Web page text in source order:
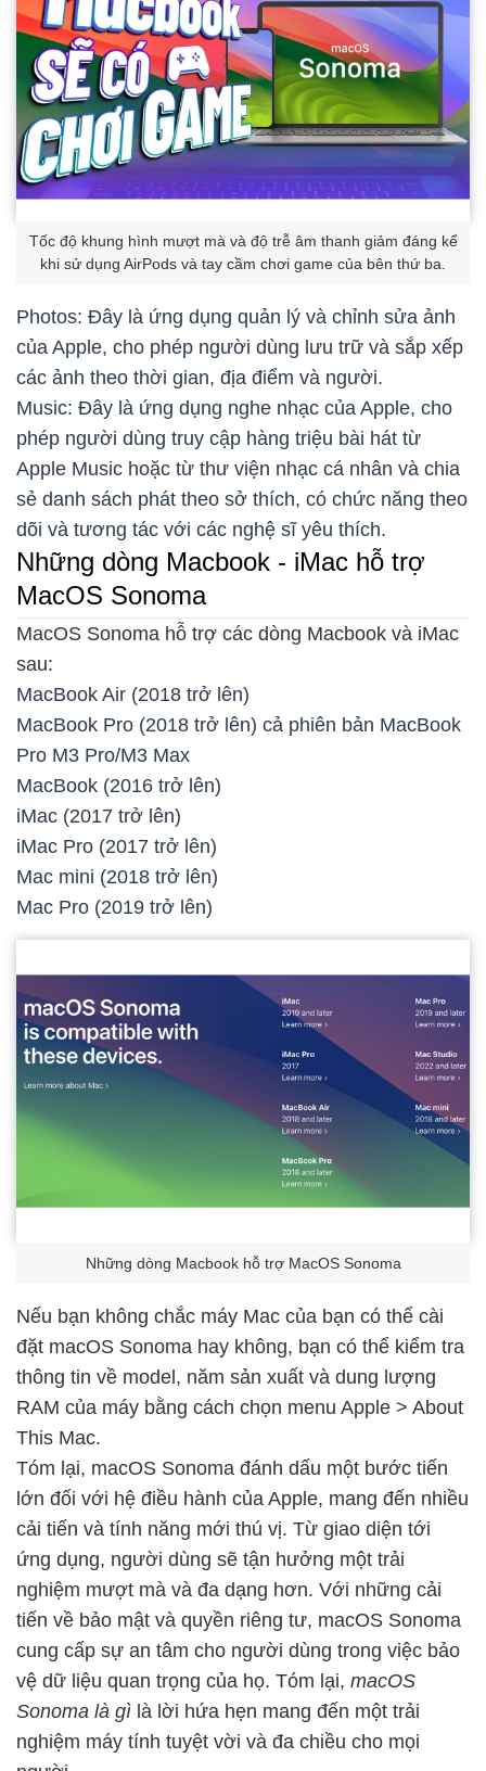
Tốc độ khung hình mượt mà và độ trễ âm thanh giảm đáng kể
khi sử dụng AirPods và tay cầm chơi game của bên thứ ba.
Photos: Đây là ứng dụng quản lý và chỉnh sửa ảnh
của Apple, cho phép người dùng lưu trữ và sắp xếp
các ảnh theo thời gian, địa điểm và người.
Music: Đây là ứng dụng nghe nhạc của Apple, cho
phép người dùng truy cập hàng triệu bài hát từ
Apple Music hoặc từ thư viện nhạc cá nhân và chia
sẻ danh sách phát theo sở thích, có chức năng theo
dõi và tương tác với các nghệ sĩ yêu thích.
Những dòng Macbook - iMac hỗ trợ
MacOS Sonoma
MacOS Sonoma hỗ trợ các dòng Macbook và iMac
sau:
MacBook Air (2018 trở lên)
MacBook Pro (2018 trở lên) cả phiên bản MacBook
Pro M3 Pro/M3 Max
MacBook (2016 trở lên)
iMac (2017 trở lên)
iMac Pro (2017 trở lên)
Mac mini (2018 trở lên)
Mac Pro (2019 trở lên)
Những dòng Macbook hỗ trợ MacOS Sonoma
Nếu bạn không chắc máy Mac của bạn có thể cài
đặt macOS Sonoma hay không, bạn có thể kiểm tra
thông tin về model, năm sản xuất và dung lượng
RAM của máy bằng cách chọn menu Apple > About
This Mac.
Tóm lại, macOS Sonoma đánh dấu một bước tiến
lớn đối với hệ điều hành của Apple, mang đến nhiều
cải tiến và tính năng mới thú vị. Từ giao diện tới
ứng dụng, người dùng sẽ tận hưởng một trải
nghiệm mượt mà và đa dạng hơn. Với những cải
tiến về bảo mật và quyền riêng tư, macOS Sonoma
cung cấp sự an tâm cho người dùng trong việc bảo
vệ dữ liệu quan trọng của họ. Tóm lại, macOS
Sonoma là gì là lời hứa hẹn mang đến một trải
nghiệm máy tính tuyệt vời và đa chiều cho mọi